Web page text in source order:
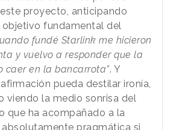
proyecto, anticipando
objetivo fundamental del
fundé Starlink me hicieron
y vuelvo a responder que la
caer en la bancarrota”. Y
pueda destilar ironía,
viendo la medio sonrisa del
que ha acompañado a la
absolutamente pragmática si